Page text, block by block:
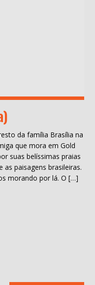
da família Brasília na
que mora em Gold
suas belíssimas praias
paisagens brasileiras.
morando por lá. O […]